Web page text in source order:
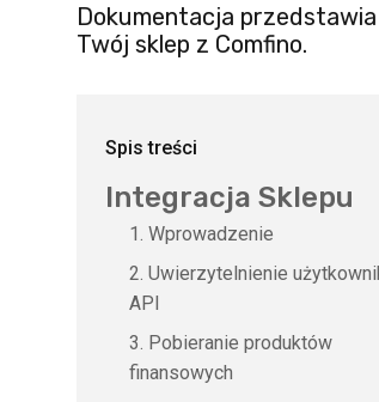
Dokumentacja
Twój sklep z Comfino.
Spis treści
Integracja Sklepu
Wprowadzenie
Uwierzytelnienie
API
Pobieranie produktów
finansowych